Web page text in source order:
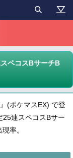
ペコスBサーチB
(ポケマスEX) で登
連スペコスBサー
率。